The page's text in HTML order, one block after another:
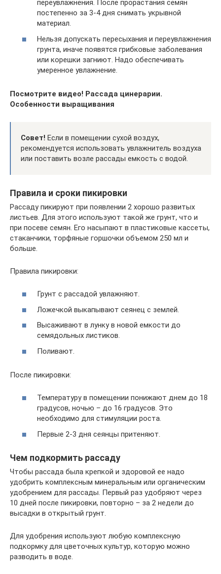
переувлажнения. После прорастания семян
постепенно за 3-4 дня снимать укрывной
материал.
Нельзя допускать пересыхания и переувлажнения
грунта, иначе появятся грибковые заболевания
или корешки загниют. Надо обеспечивать
умеренное увлажнение.
Посмотрите видео! Рассада цинерарии.
Особенности выращивания
Совет! Если в помещении сухой воздух,
рекомендуется использовать увлажнитель воздуха
или поставить возле рассады емкость с водой.
Правила и сроки пикировки
Рассаду пикируют при появлении 2 хорошо развитых
листьев. Для этого используют такой же грунт, что и
при посеве семян. Его насыпают в пластиковые кассеты,
стаканчики, торфяные горшочки объемом 250 мл и
больше.
Правила пикировки:
Грунт с рассадой увлажняют.
Ложечкой выкапывают сеянец с землей.
Высаживают в лунку в новой емкости до
семядольных листиков.
Поливают.
После пикировки:
Температуру в помещении понижают днем до 18
градусов, ночью – до 16 градусов. Это
необходимо для стимуляции роста.
Первые 2-3 дня сеянцы притеняют.
Чем подкормить рассаду
Чтобы рассада была крепкой и здоровой ее надо
удобрить комплексным минеральным или органическим
удобрением для рассады. Первый раз удобряют через
10 дней после пикировки, повторно – за 2 недели до
высадки в открытый грунт.
Для удобрения используют любую комплексную
подкормку для цветочных культур, которую можно
разводить в воде.